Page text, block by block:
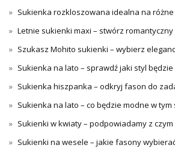
Sukienka rozkloszowana idealna na
Letnie sukienki maxi – stwórz
Szukasz Mohito sukienki – wybierz
Sukienka na lato – sprawdź jaki styl
Sukienka hiszpanka – odkryj fason do
Sukienka na lato – co będzie modne w tym
Sukienki w kwiaty – podpowiadamy z czym
Sukienki na wesele – jakie fasony